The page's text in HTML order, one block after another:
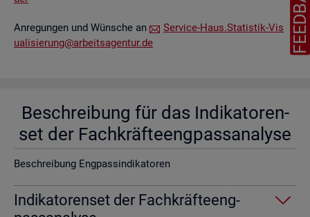
An­re­gun­gen und Wün­sche an
Ser­vice-Haus.​Statistik-​Vis​
uali​sier​ung@​arb​eits​agen​tur.​de
Be­schrei­bung für das In­di­ka­to­ren­
set der Fach­kräf­te­eng­pass­ana­ly­se
Be­schrei­bung Eng­pas­sin­di­ka­to­ren
In­di­ka­to­ren­set der Fach­kräf­te­eng­